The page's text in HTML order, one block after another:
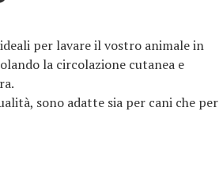
per lavare il vostro animale in
la circolazione cutanea e
sono adatte sia per cani che per